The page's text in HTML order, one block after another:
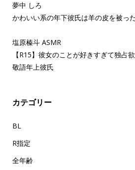
夢中 しろ
かわいい系の年下彼氏は羊の皮を被っ
塩原榛斗 ASMR
【R15】彼女のことが好きすぎて独占
敬語年上彼氏
カテゴリー
BL
R指定
全年齢